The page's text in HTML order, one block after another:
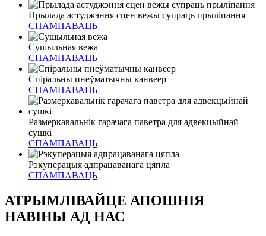
Прылада астуджэння сцен вежы супраць прыліпання
СПАМПАВАЦЬ
Сушыльная вежа
СПАМПАВАЦЬ
Спіральны пнеўматычны канвеер
СПАМПАВАЦЬ
Размеркавальнік гарачага паветра для адвекцыйнай
сушкі
СПАМПАВАЦЬ
Рэкуперацыя адпрацаванага цяпла
СПАМПАВАЦЬ
АТРЫМЛІВАЙЦЕ АПОШНІЯ
НАВІНЫ АД НАС